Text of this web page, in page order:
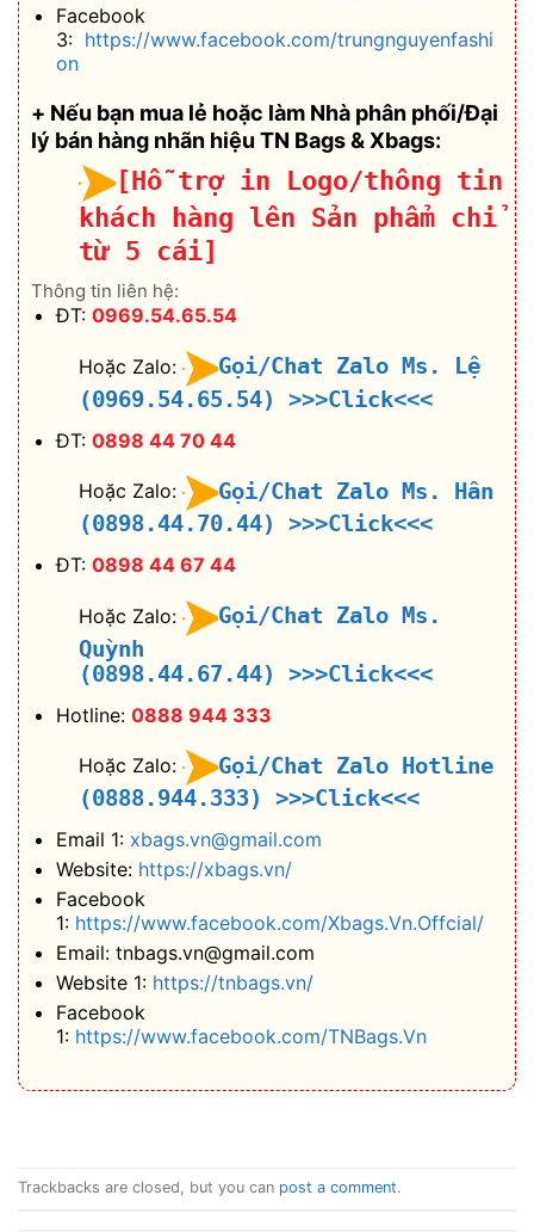
Facebook
3: https://www.facebook.com/trungnguyenfashi
on
+ Nếu bạn mua lẻ hoặc làm Nhà phân phối/Đại
lý bán hàng nhãn hiệu TN Bags & Xbags:
[Hỗ trợ in Logo/thông tin
khách hàng lên Sản phẩm chỉ
từ 5 cái]
Thông tin liên hệ:
ĐT: 0969.54.65.54
Hoặc Zalo:
Gọi/Chat Zalo Ms. Lệ
(0969.54.65.54)
>>>Click<<<
ĐT: 0898 44 70 44
Hoặc Zalo:
Gọi/Chat Zalo Ms. Hân
(0898.44.70.44)
>>>Click<<<
ĐT: 0898 44 67 44
Hoặc Zalo:
Gọi/Chat Zalo Ms.
Quỳnh
(0898.44.67.44)
>>>Click<<<
Hotline: 0888 944 333
Hoặc Zalo:
Gọi/Chat Zalo Hotline
(0888.944.333)
>>>Click<<<
Email 1: xbags.vn@gmail.com
Website: https://xbags.vn/
Facebook
1: https://www.facebook.com/Xbags.Vn.Offcial/
Email: tnbags.vn@gmail.com
Website 1: https://tnbags.vn/
Facebook
1: https://www.facebook.com/TNBags.Vn
Trackbacks are closed, but you can post a comment.